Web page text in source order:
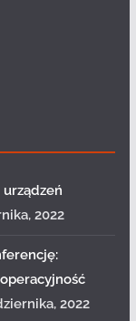
2022
2022